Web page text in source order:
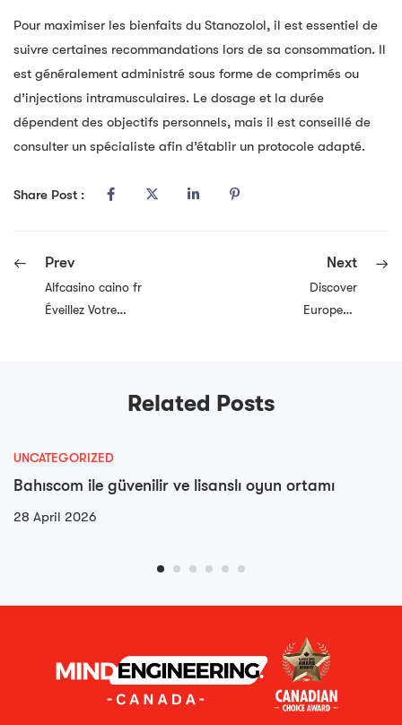
Pour maximiser les bienfaits du Stanozolol, il est essentiel de
suivre certaines recommandations lors de sa consommation. Il
est généralement administré sous forme de comprimés ou
d’injections intramusculaires. Le dosage et la durée
dépendent des objectifs personnels, mais il est conseillé de
consulter un spécialiste afin d’établir un protocole adapté.
Share Post :
Prev
Alfcasino caino fr
Éveillez Votre
Next
Discover
European
Related Posts
UNCATEGORIZED
Bahıscom ile güvenilir ve lisanslı oyun ortamı
28 April 2026